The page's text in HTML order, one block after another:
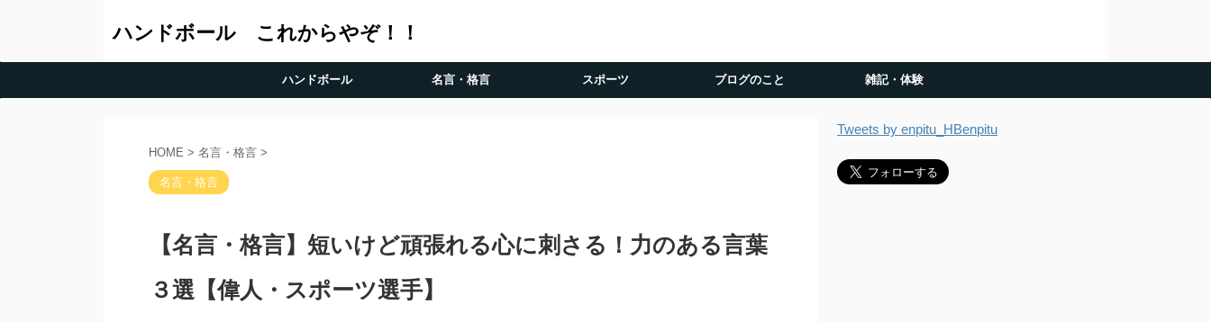
ハンドボール これからやぞ！！
ハンドボール 名言・格言 スポーツ ブログのこと 雑記・体験
HOME > 名言・格言 >
名言・格言
【名言・格言】短いけど頑張れる心に刺さる！力のある言葉
３選【偉人・スポーツ選手】
Tweets by enpitu_HBenpitu